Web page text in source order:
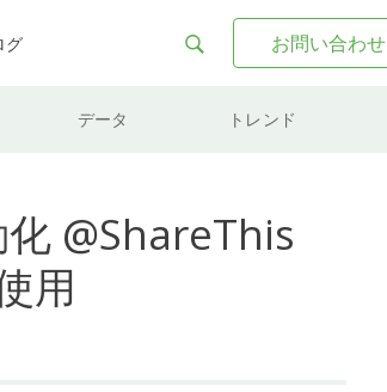
グ お問い合わせ
データ トレンド
@ShareThis
用